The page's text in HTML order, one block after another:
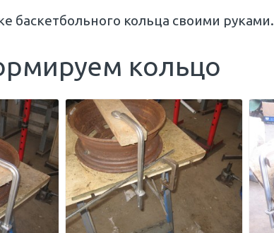
баскетбольного кольца своими руками.
кольцо